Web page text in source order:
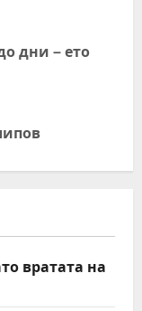
дни – ето
вратата на